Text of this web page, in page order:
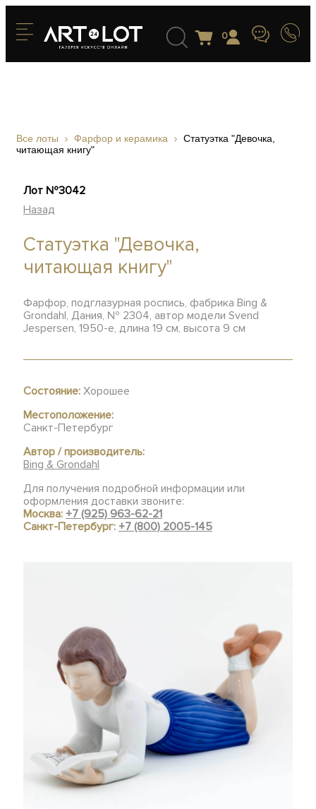
0
Все лоты Фарфор и керамика
Статуэтка "Девочка,
читающая книгу"
Лот №3042
Назад
Статуэтка "Девочка,
читающая книгу"
Фарфор, подглазурная роспись, фабрика Bing &
Grondahl, Дания, № 2304, автор модели Svend
Jespersen, 1950-е, длина 19 см, высота 9 см
Состояние: Хорошее
Местоположение:
Санкт-Петербург
Автор / производитель:
Bing & Grondahl
Для получения подробной информации или
оформления доставки звоните:
Москва:+7 (925) 963-62-21
Санкт-Петербург:+7 (800) 2005-145